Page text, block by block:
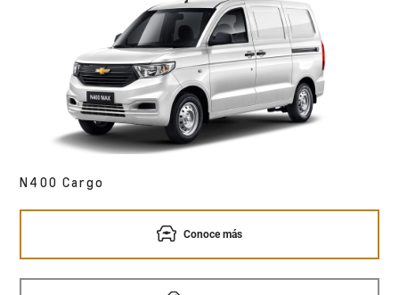
N400 Cargo
Conoce más